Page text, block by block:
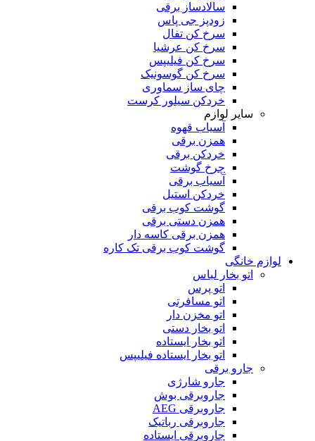
سالادساز برقی
زودپز جی پاس
سرخ کن تفال
سرخ کن عرشیا
سرخ کن فیلیپس
سرخ کن گوسونیک
چای ساز سماوری
خردکن سیلور کرست
سایر لوازم
آسیاب قهوه
همزن برقی
خردکن برقی
چرخ گوشت
آسیاب برقی
خردکن استیل
گوشت کوب برقی
همزن دستی برقی
همزن برقی کاسه دار
گوشت کوب برقی تک کاره
لوازم خانگی
اتو بخار لباس
اتو پرس
اتو مسافرتی
اتو مخزن دار
اتو بخار دستی
اتو بخار ایستاده
اتو بخار ایستاده فیلیپس
جارو برقی
جارو شارژی
جاروبرقی بوش
جاروبرقی AEG
جاروبرقی رباتیک
جاروبرقی ایستاده